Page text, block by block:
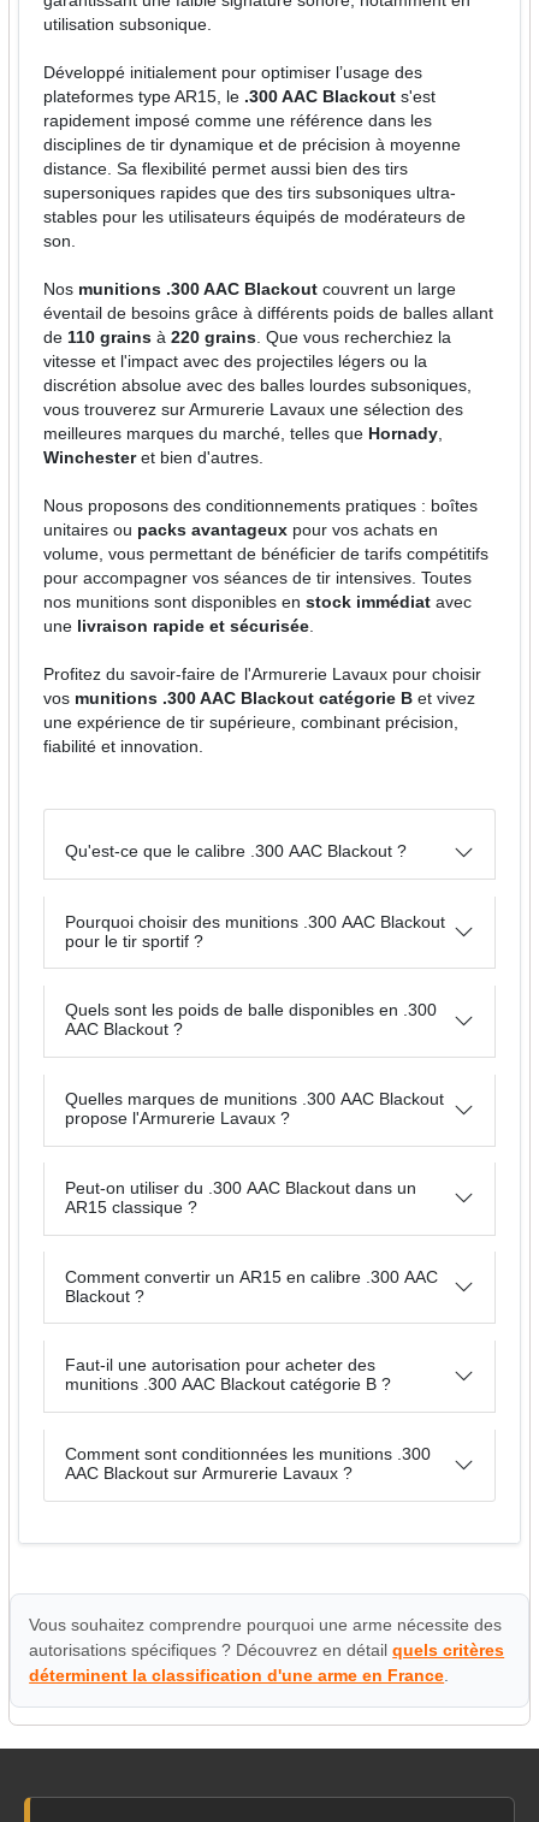
utilisation subsonique.
Développé initialement pour optimiser l’usage des
plateformes type AR15, le .300 AAC Blackout s'est
rapidement imposé comme une référence dans les
disciplines de tir dynamique et de précision à moyenne
distance. Sa flexibilité permet aussi bien des tirs
supersoniques rapides que des tirs subsoniques ultra-
stables pour les utilisateurs équipés de modérateurs de
son.
Nos munitions .300 AAC Blackout couvrent un large
éventail de besoins grâce à différents poids de balles allant
de 110 grains à220 grains . Que vous recherchiez la
vitesse et l'impact avec des projectiles légers ou la
discrétion absolue avec des balles lourdes subsoniques,
vous trouverez sur Armurerie Lavaux une sélection des
meilleures marques du marché, telles que Hornady
Winchesteret bien d'autres.
Nous proposons des conditionnements pratiques : boîtes
unitaires ou packs avantageux pour vos achats en
volume, vous permettant de bénéficier de tarifs compétitifs
pour accompagner vos séances de tir intensives. Toutes
nos munitions sont disponibles enstock immédiat avec
une livraison rapide et sécurisée
Profitez du savoir-faire de l'Armurerie Lavaux pour choisir
vos munitions .300 AAC Blackout catégorie B et vivez
une expérience de tir supérieure, combinant précision,
fiabilité et innovation.
Qu'est-ce que le calibre .300 AAC Blackout ?
Pourquoi choisir des munitions .300 AAC Blackout
pour le tir sportif ?
Quels sont les poids de balle disponibles en .300
AAC Blackout ?
Quelles marques de munitions .300 AAC Blackout
propose l'Armurerie Lavaux ?
Peut-on utiliser du .300 AAC Blackout dans un
AR15 classique ?
Comment convertir un AR15 en calibre .300 AAC
Blackout ?
Faut-il une autorisation pour acheter des
munitions .300 AAC Blackout catégorie B ?
Comment sont conditionnées les munitions .300
AAC Blackout sur Armurerie Lavaux ?
Vous souhaitez comprendre pourquoi une arme nécessite des
autorisations spécifiques ? Découvrez en détailquels critères
déterminent la classification d'une arme en France